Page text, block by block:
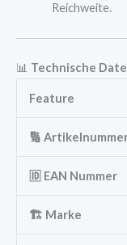
Reichweite.
📊 Technische
Feature
🔢
🆔 EAN Nummer
🏗️ Marke